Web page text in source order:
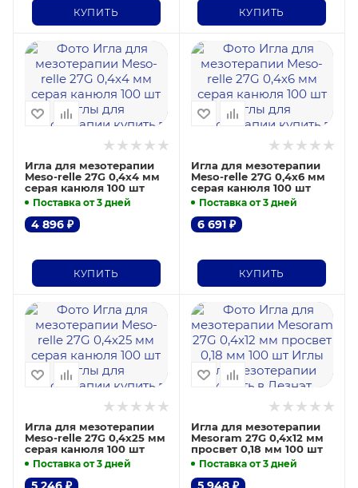
КУПИТЬ КУПИТЬ
Игла для мезотерапии
Meso-relle 27G 0,4х4 мм
серая канюля 100 шт
Поставка от 3 дней
4 896 ₽
КУПИТЬ
Игла для мезотерапии
Meso-relle 27G 0,4х6 мм
серая канюля 100 шт
Поставка от 3 дней
6 691₽
КУПИТЬ
Игла для мезотерапии
Meso-relle 27G 0,4х25 мм
серая канюля 100 шт
Поставка от 3 дней
Игла для мезотерапии
Mesoram 27G 0,4х12 мм
просвет 0,18 мм 100 шт
Поставка от 3 дней